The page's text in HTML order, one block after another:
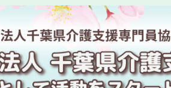
門研修Ⅱ・更新研修後期【第１期】
任介護支援専門員研修 研修日程の